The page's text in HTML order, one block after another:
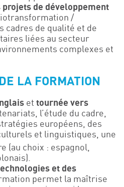
projets de développement
/
cadres de qualité et de
liées au secteur
complexes et
LA FORMATION
et tournée vers
l’étude du cadre,
européens, des
et linguistiques, une
(au choix : espagnol,
et des
permet la maîtrise